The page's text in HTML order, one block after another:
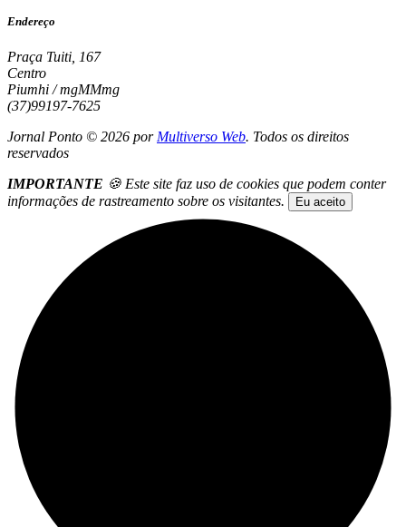
Endereço
Praça Tuiti, 167
Centro
Piumhi / mgMMmg
(37)99197-7625
Jornal Ponto © 2026 por Multiverso Web. Todos os direitos
reservados
IMPORTANTE 🍪 Este site faz uso de cookies que podem conter
informações de rastreamento sobre os visitantes.
Eu aceito